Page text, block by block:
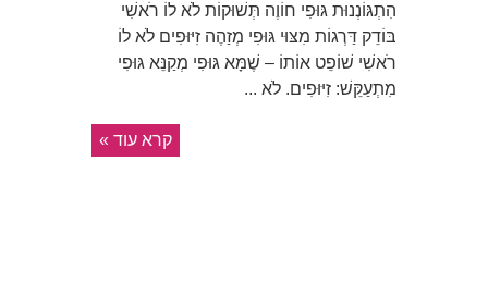
הִתְגּוֹנְנוּת גּוּפִי חוֹוֶה תְּשׁוּקוֹת לֹא לוֹ רֹאשִׁי
בּוֹדֵק דַּרְגוֹת מִצּוּי גּוּפִי מְזַהֶה זִיּוּפִים לֹא לוֹ
רֹאשִׁי שׁוֹפֵט אוֹתוֹ – שֶׁמָּא גּוּפִי מְקַנֵּא גּוּפִי
מִתְעַקֵּשׁ: זִיּוּפִים. לֹא ...
קרא עוד »